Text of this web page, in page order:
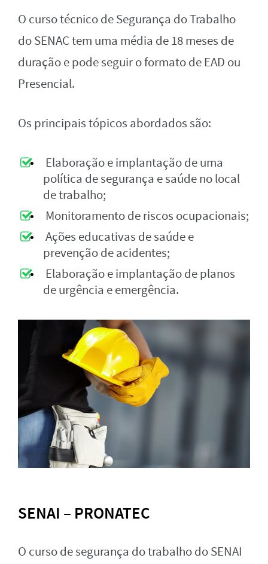
O curso técnico de Segurança do Trabalho
do SENAC tem uma média de 18 meses de
duração e pode seguir o formato de EAD ou
Presencial.
Os principais tópicos abordados são:
Elaboração e implantação de uma
política de segurança e saúde no local
de trabalho;
Monitoramento de riscos ocupacionais;
Ações educativas de saúde e
prevenção de acidentes;
Elaboração e implantação de planos
de urgência e emergência.
SENAI – PRONATEC
O curso de segurança do trabalho do SENAI